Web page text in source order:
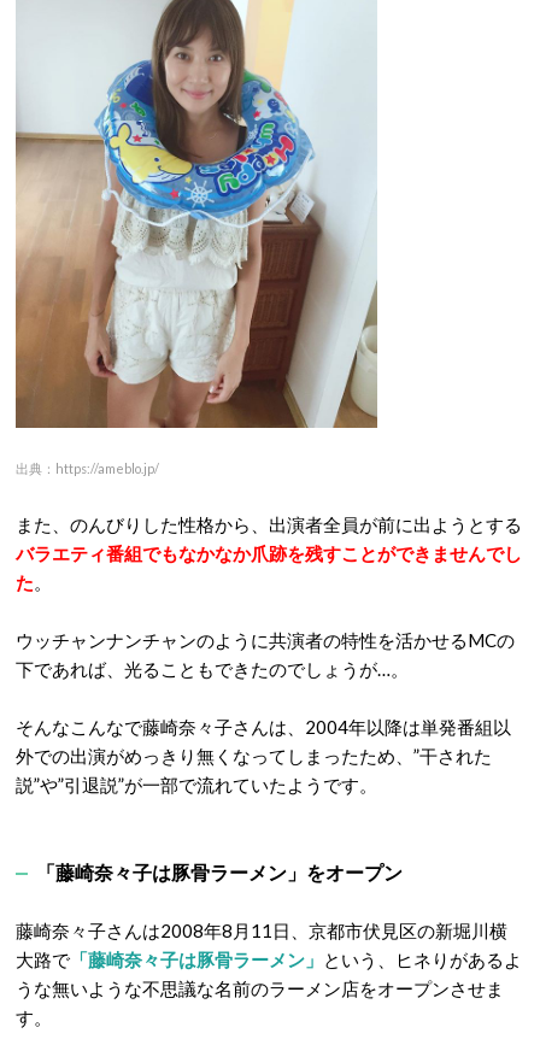
出典：https://ameblo.jp/
また、のんびりした性格から、出演者全員が前に出ようとする
バラエティ番組でもなかなか爪跡を残すことができませんでし
た。
ウッチャンナンチャンのように共演者の特性を活かせるMCの
下であれば、光ることもできたのでしょうが…。
そんなこんなで藤崎奈々子さんは、2004年以降は単発番組以
外での出演がめっきり無くなってしまったため、”干された
説”や”引退説”が一部で流れていたようです。
「藤崎奈々子は豚骨ラーメン」をオープン
藤崎奈々子さんは2008年8月11日、京都市伏見区の新堀川横
大路で 「藤崎奈々子は豚骨ラーメン」 という、ヒネりがあるよ
うな無いような不思議な名前のラーメン店をオープンさせま
す。